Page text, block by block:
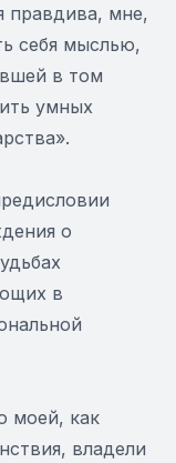
правдива, мне,
себя мыслью,
в том
умных
о
в
моей, как
владели